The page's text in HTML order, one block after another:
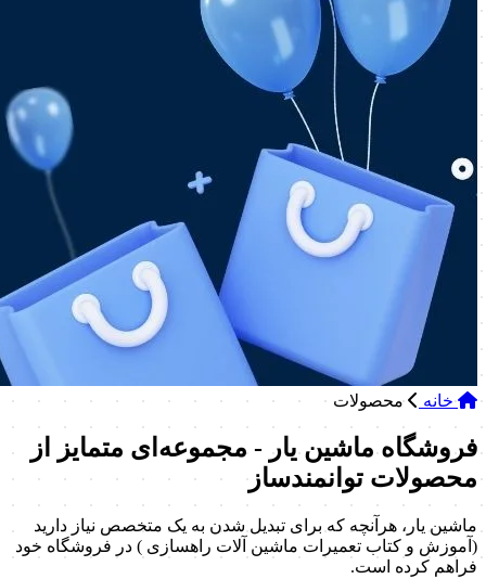
خانه محصولات
فروشگاه ماشین یار - مجموعه‌ای متمایز از
محصولات توانمندساز
ماشین یار، هرآنچه که برای تبدیل شدن به یک متخصص نیاز دارید
(آموزش و کتاب تعمیرات ماشین آلات راهسازی ) در فروشگاه خود
فراهم کرده است.